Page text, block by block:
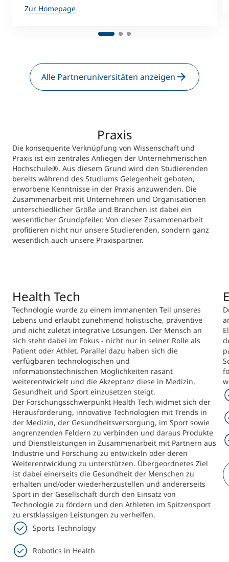
Zur Homepage
Alle Partneruniversitäten anzeigen
Praxis
Die konsequente Verknüpfung von Wissenschaft und
Praxis ist ein zentrales Anliegen der Unternehmerischen
Hochschule®. Aus diesem Grund wird den Studierenden
bereits während des Studiums Gelegenheit geboten,
erworbene Kenntnisse in der Praxis anzuwenden. Die
Zusammenarbeit mit Unternehmen und Organisationen
unterschiedlicher Größe und Branchen ist dabei ein
wesentlicher Grundpfeiler. Von dieser Zusammenarbeit
profitieren nicht nur unsere Studierenden, sondern ganz
wesentlich auch unsere Praxispartner.
Health Tech
Technologie wurde zu einem immanenten Teil unseres
Lebens und erlaubt zunehmend holistische, präventive
und nicht zuletzt integrative Lösungen. Der Mensch an
sich steht dabei im Fokus - nicht nur in seiner Rolle als
Patient oder Athlet. Parallel dazu haben sich die
verfügbaren technologischen und
informationstechnischen Möglichkeiten rasant
weiterentwickelt und die Akzeptanz diese in Medizin,
Gesundheit und Sport einzusetzen steigt.
Der Forschungsschwerpunkt Health Tech widmet sich der
Herausforderung, innovative Technologien mit Trends in
der Medizin, der Gesundheitsversorgung, im Sport sowie
angrenzenden Feldern zu verbinden und daraus Produkte
und Dienstleistungen in Zusammenarbeit mit Partnern aus
Industrie und Forschung zu entwickeln oder deren
Weiterentwicklung zu unterstützen. Übergeordnetes Ziel
ist dabei einerseits die Gesundheit der Menschen zu
erhalten und/oder wiederherzustellen und andererseits
Sport in der Gesellschaft durch den Einsatz von
Technologie zu fördern und den Athleten im Spitzensport
zu erstklassigen Leistungen zu verhelfen.
Sports Technology
Robotics in Health